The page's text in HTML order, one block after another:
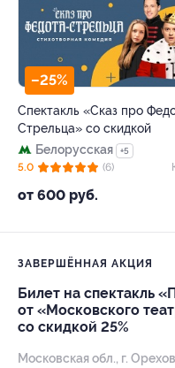
–25%
Спектакль «Сказ про
Стрельца» со скидкой
Белорусская
+5
от 600 руб.
5.0 (6)
ЗАВЕРШЁННАЯ АКЦИЯ
Билет на спектакль
от «Московского
со скидкой 25%
Московская обл., г.